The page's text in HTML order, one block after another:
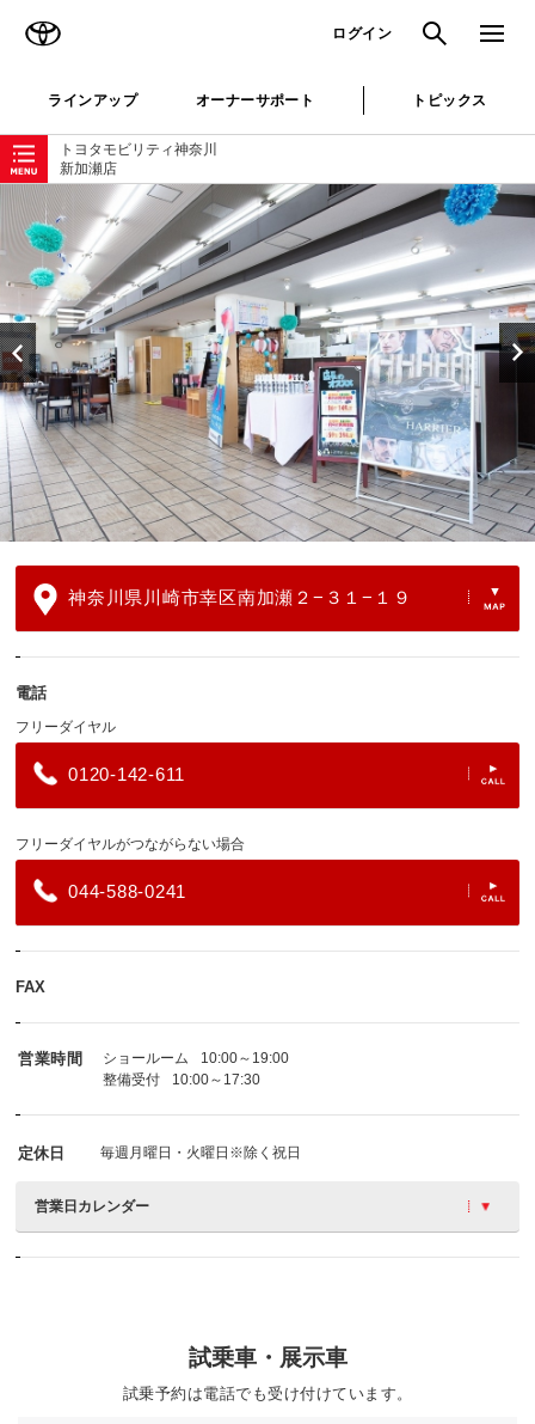
ログイン 検索 メニュ
ラインアップ オーナーサポート トピックス
トヨタモビリティ神奈川
新加瀬店
ローカルナビゲーション
神奈川県川崎市幸区南加瀬２−３１−１９
電話
フリーダイヤル
0120-142-611
フリーダイヤルがつながらない場合
044-588-0241
FAX
営業時間 ショールーム
10:00～19:00
整備受付
10:00～17:30
定休日 毎週月曜日・火曜日※除く祝日
営業日カレンダー
試乗車・展示車
試乗予約は電話でも受け付けています。